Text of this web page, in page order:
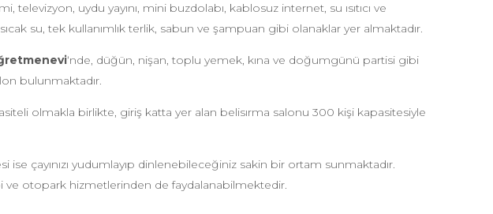
televizyon, uydu yayını, mini buzdolabı, kablosuz internet, su ısıtıcı ve
su, tek kullanımlık terlik, sabun ve şampuan gibi olanaklar yer almaktadır.
‘nde, düğün, nişan, toplu yemek, kına ve doğumgünü partisi gibi
bulunmaktadır.
olmakla birlikte, giriş katta yer alan belisırma salonu 300 kişi kapasitesiyle
ise çayınızı yudumlayıp dinlenebileceğiniz sakin bir ortam sunmaktadır.
otopark hizmetlerinden de faydalanabilmektedir.